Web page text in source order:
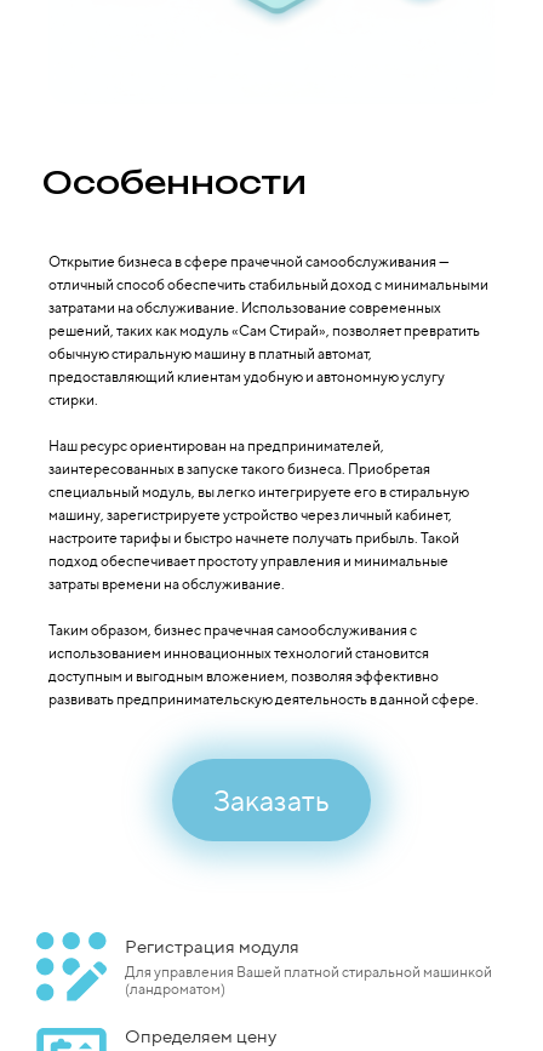
Особенности
Открытие бизнеса в сфере прачечной самообслуживания —
отличный способ обеспечить стабильный доход с минимальными
затратами на обслуживание. Использование современных
решений, таких как модуль «Сам Стирай», позволяет превратить
обычную стиральную машину в платный автомат,
предоставляющий клиентам удобную и автономную услугу
стирки.
Наш ресурс ориентирован на предпринимателей,
заинтересованных в запуске такого бизнеса. Приобретая
специальный модуль, вы легко интегрируете его в стиральную
машину, зарегистрируете устройство через личный кабинет,
настроите тарифы и быстро начнете получать прибыль. Такой
подход обеспечивает простоту управления и минимальные
затраты времени на обслуживание.
Таким образом, бизнес прачечная самообслуживания с
использованием инновационных технологий становится
доступным и выгодным вложением, позволяя эффективно
развивать предпринимательскую деятельность в данной сфере.
Заказать
Регистрация модуля
Для управления Вашей платной стиральной машинкой
(ландроматом)
Определяем цену